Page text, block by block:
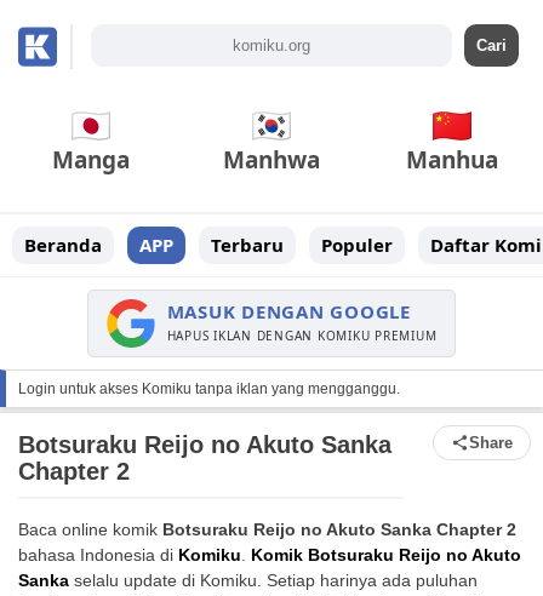
Manga Manhwa Manhua
Beranda APP Terbaru Populer Daftar
MASUK DENGAN GOOGLE
HAPUS IKLAN DENGAN KOMIKU PREMIUM
Login untuk akses Komiku tanpa iklan yang mengganggu.
Botsuraku Reijo no Akuto Sanka
Chapter 2
Share
Baca online komik Botsuraku Reijo no Akuto Sanka Chapter 2
bahasa Indonesia di Komiku. Komik Botsuraku Reijo no Akuto
Sanka selalu update di Komiku. Setiap harinya ada puluhan